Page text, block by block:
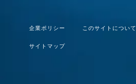
企業ポリシー このサイトについて
サイトマップ